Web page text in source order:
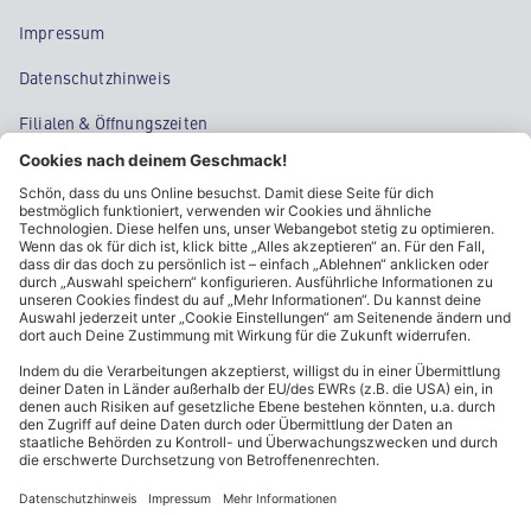
Impressum
Datenschutzhinweis
Filialen & Öffnungszeiten
Kontakt
Cookie-Einstellungen
Kundeninformationen
ALDI Nord folgen